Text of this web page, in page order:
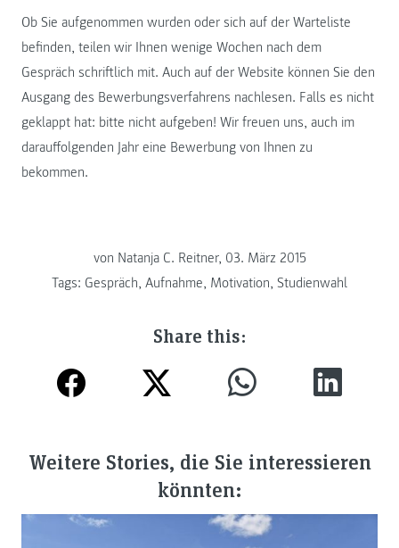
Ob Sie aufgenommen wurden oder sich auf der Warteliste
befinden, teilen wir Ihnen wenige Wochen nach dem
Gespräch schriftlich mit. Auch auf der Website können Sie den
Ausgang des Bewerbungsverfahrens nachlesen. Falls es nicht
geklappt hat: bitte nicht aufgeben! Wir freuen uns, auch im
darauffolgenden Jahr eine Bewerbung von Ihnen zu
bekommen.
von Natanja C. Reitner, 03. März 2015
Tags: Gespräch, Aufnahme, Motivation, Studienwahl
Share this:
Weitere Stories, die Sie interessieren
könnten: